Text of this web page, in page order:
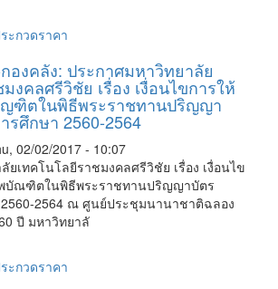
ะกวดราคา
องคลัง: ประกาศมหาวิทยาลัย
งคลศรีวิชัย เรื่อง เงื่อนไขการให้
ฑิตในพิธีพระราชทานปริญญา
รศึกษา 2560-2564
02/02/2017 - 10:07
ยเทคโนโลยีราชมงคลศรีวิชัย เรื่อง เงื่อนไข
บัณฑิตในพิธีพระราชทานปริญญาบัตร
2564 ณ ศูนย์ประชุมนานาชาติฉลอง
ปี มหาวิทยาลั
ะกวดราคา